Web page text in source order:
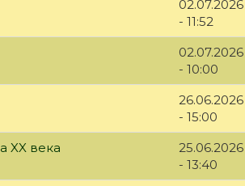
02.07.2026
- 11:52
02.07.2026
- 10:00
26.06.2026
- 15:00
XX века
25.06.2026
- 13:40